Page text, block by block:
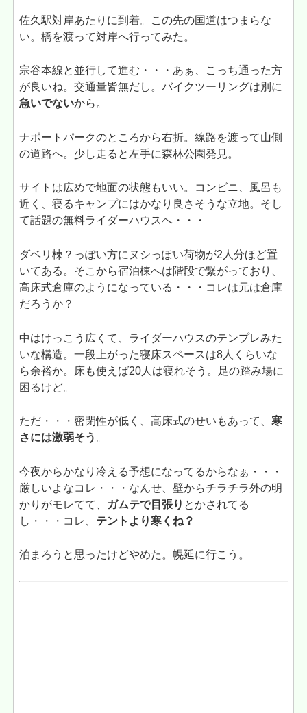
佐久駅対岸あたりに到着。この先の国道はつまらな
い。橋を渡って対岸へ行ってみた。
宗谷本線と並行して進む・・・あぁ、こっち通った方
が良いね。交通量皆無だし。バイクツーリングは別に
急いでないから。
ナポートパークのところから右折。線路を渡って山側
の道路へ。少し走ると左手に森林公園発見。
サイトは広めで地面の状態もいい。コンビニ、風呂も
近く、寝るキャンプにはかなり良さそうな立地。そし
て話題の無料ライダーハウスへ・・・
ダベリ棟？っぽい方にヌシっぽい荷物が2人分ほど置
いてある。そこから宿泊棟へは階段で繋がっており、
高床式倉庫のようになっている・・・コレは元は倉庫
だろうか？
中はけっこう広くて、ライダーハウスのテンプレみた
いな構造。一段上がった寝床スペースは8人くらいな
ら余裕か。床も使えば20人は寝れそう。足の踏み場に
困るけど。
ただ・・・密閉性が低く、高床式のせいもあって、寒
さには激弱そう 。
今夜からかなり冷える予想になってるからなぁ・・・
厳しいよなコレ・・・なんせ、壁からチラチラ外の明
かりがモレてて、
ガムテで目張り とかされてる
し・・・コレ、 テントより寒くね？
泊まろうと思ったけどやめた。幌延に行こう。